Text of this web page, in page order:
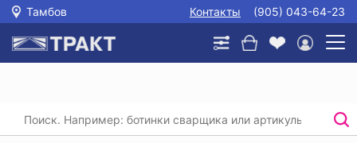
Тамбов Контакты (905) 043-64-23
Главная / /